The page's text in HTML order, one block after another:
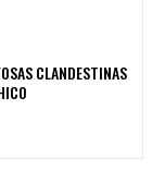
CLANDESTINAS